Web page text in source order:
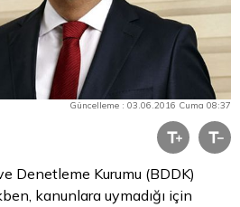
Güncelleme : 03.06.2016 Cuma 08:37
Denetleme Kurumu (BDDK)
kanunlara uymadığı için